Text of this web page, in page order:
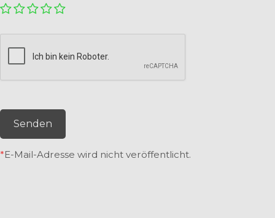
Senden
*E-Mail-Adresse wird nicht veröffentlicht.